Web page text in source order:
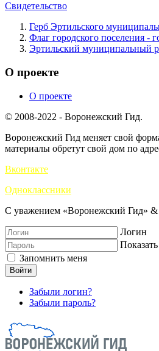
Свидетельство
Герб Эртильского
Флаг городского поселения -
Эртильский муниципальный
О проекте
О проекте
© 2008-2022 - Воронежский Гид.
Воронежский Гид меняет свой
материалы обретут свой дом по
Вконтакте
Одноклассники
С уважением «Воронежский Гид»
Логин
Показать
Запомнить меня
Войти
Забыли логин?
Забыли пароль?